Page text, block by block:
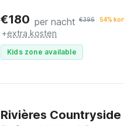
€180 per nacht €396 54%
+extra kosten
Kids zone available
Rivières